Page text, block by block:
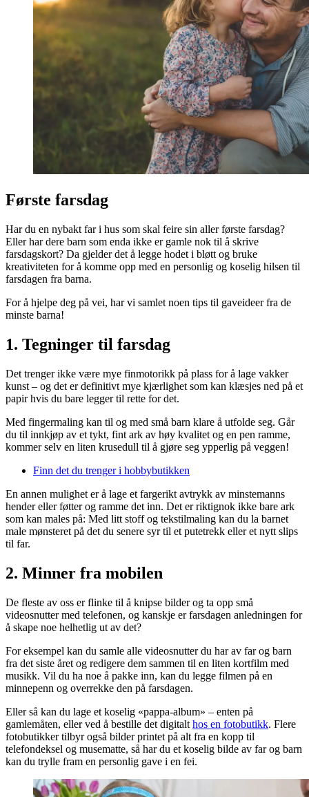
Første farsdag
Har du en nybakt far i hus som skal feire sin aller første farsdag?
Eller har dere barn som enda ikke er gamle nok til å skrive
farsdagskort? Da gjelder det å legge hodet i bløtt og bruke
kreativiteten for å komme opp med en personlig og koselig hilsen til
farsdagen fra barna.
For å hjelpe deg på vei, har vi samlet noen tips til gaveideer fra de
minste barna!
1. Tegninger til farsdag
Det trenger ikke være mye finmotorikk på plass for å lage vakker
kunst – og det er definitivt mye kjærlighet som kan klæsjes ned på et
papir hvis du bare legger til rette for det.
Med fingermaling kan til og med små barn klare å utfolde seg. Går
du til innkjøp av et tykt, fint ark av høy kvalitet og en pen ramme,
kommer selv en liten krusedull til å gjøre seg ypperlig på veggen!
Finn det du trenger i hobbybutikken
En annen mulighet er å lage et fargerikt avtrykk av minstemanns
hender eller føtter og ramme det inn. Det er riktignok ikke bare ark
som kan males på: Med litt stoff og tekstilmaling kan du la barnet
male mønsteret på det du senere syr til et putetrekk eller et nytt slips
til far.
2. Minner fra mobilen
De fleste av oss er flinke til å knipse bilder og ta opp små
videosnutter med telefonen, og kanskje er farsdagen anledningen for
å skape noe helhetlig ut av det?
For eksempel kan du samle alle videosnutter du har av far og barn
fra det siste året og redigere dem sammen til en liten kortfilm med
musikk. Vil du ha noe å pakke inn, kan du legge filmen på en
minnepenn og overrekke den på farsdagen.
Eller så kan du lage et koselig «pappa-album» – enten på
gamlemåten, eller ved å bestille det digitalt hos en fotobutikk. Flere
fotobutikker tilbyr også bilder printet på alt fra en kopp til
telefondeksel og musematte, så har du et koselig bilde av far og barn
kan du trylle fram en personlig gave i en fei.